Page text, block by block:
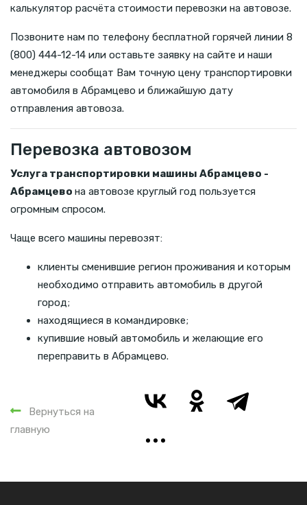
калькулятор расчёта стоимости перевозки на автовозе.
Позвоните нам по телефону бесплатной горячей линии 8
(800) 444-12-14 или оставьте заявку на сайте и наши
менеджеры сообщат Вам точную цену транспортировки
автомобиля в Абрамцево и ближайшую дату
отправления автовоза.
Перевозка автовозом
Услуга транспортировки машины Абрамцево -
Абрамцево на автовозе круглый год пользуется
огромным спросом.
Чаще всего машины перевозят:
клиенты сменившие регион проживания и которым
необходимо отправить автомобиль в другой
город;
находящиеся в командировке;
купившие новый автомобиль и желающие его
переправить в Абрамцево.
Вернуться на
главную